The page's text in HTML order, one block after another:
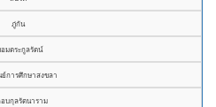
ภู่กัน
อมตระกูลรัตน์
ย์การศึกษาสงขลา
บกุลรัตนาราม